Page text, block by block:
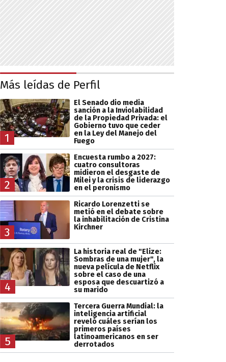
Más leídas de Perfil
1
El Senado dio media
sanción a la Inviolabilidad
de la Propiedad Privada: el
Gobierno tuvo que ceder
en la Ley del Manejo del
Fuego
2
Encuesta rumbo a 2027:
cuatro consultoras
midieron el desgaste de
Milei y la crisis de liderazgo
en el peronismo
3
Ricardo Lorenzetti se
metió en el debate sobre
la inhabilitación de Cristina
Kirchner
4
La historia real de "Elize:
Sombras de una mujer", la
nueva película de Netflix
sobre el caso de una
esposa que descuartizó a
su marido
5
Tercera Guerra Mundial: la
inteligencia artificial
reveló cuáles serían los
primeros países
latinoamericanos en ser
derrotados